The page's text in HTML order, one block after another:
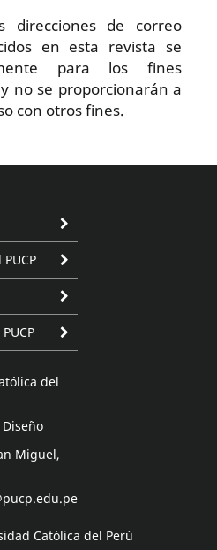
direcciones de correo
en esta revista se
para los fines
no se proporcionarán a
con otros fines.
del
Miguel,
Católica del Perú